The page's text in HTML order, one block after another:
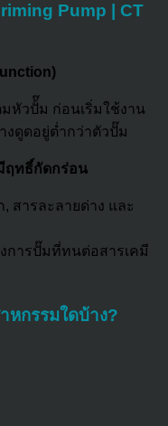
Pump | CT
มหัวปั้๊ม ก่อนเริ่มใช้งาน
งดูดอยู่ต่ำกว่าตัวปั๊ม
ฤทธิ์กัดกร่อน
สารละลายด่าง และ
การปั๊มที่ทนต่อสารเคมี
หกรรมใดบ้าง?